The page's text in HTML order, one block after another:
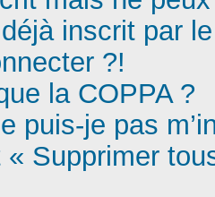
inscrit par
?!
la COPPA ?
puis-je pas
Supprimer